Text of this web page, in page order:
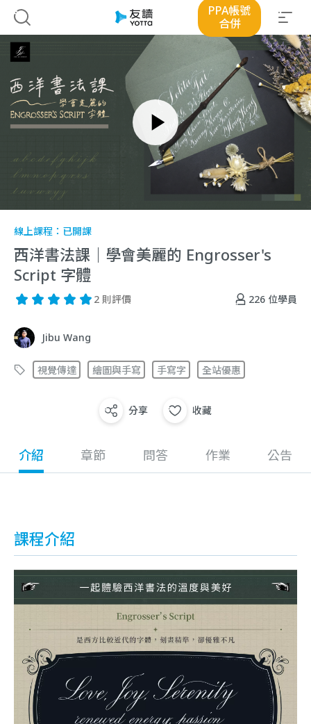
PPA帳號
合併
線上課程： 已開課
西洋書法課｜學會美麗的 Engrosser's
Script 字體
226 位學員
2 則評價
Jibu Wang
視覺傳達 繪圖與手寫 手寫字 全站優惠
分享 收藏
介紹 章節 問答 作業 公告
課程介紹